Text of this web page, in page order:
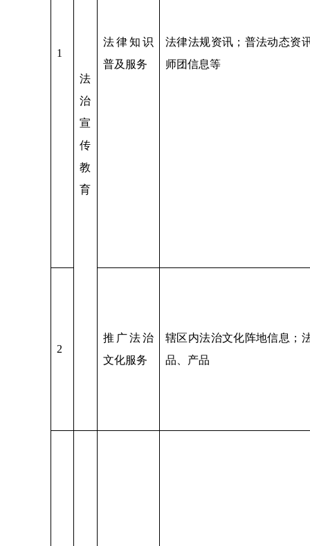
1
法
治
宣
传
教
育
法律知识
普及服务
法律法规资讯；普法动态资
师团信息等
2
推广法治
文化服务
辖区内法治文化阵地信息；
品、产品